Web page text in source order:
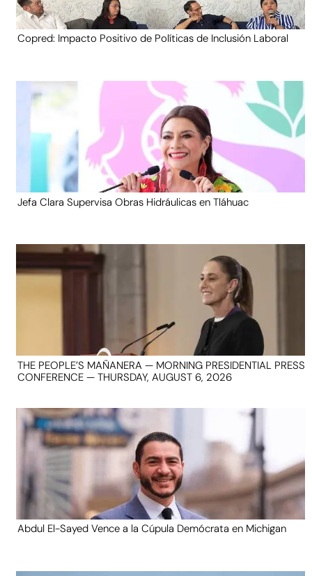
Copred: Impacto Positivo de Políticas de Inclusión Laboral
Jefa Clara Supervisa Obras Hidráulicas en Tláhuac
THE PEOPLE’S MAÑANERA — MORNING PRESIDENTIAL PRESS
CONFERENCE — THURSDAY, AUGUST 6, 2026
Abdul El-Sayed Vence a la Cúpula Demócrata en Michigan